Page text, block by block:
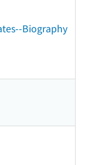
Biography